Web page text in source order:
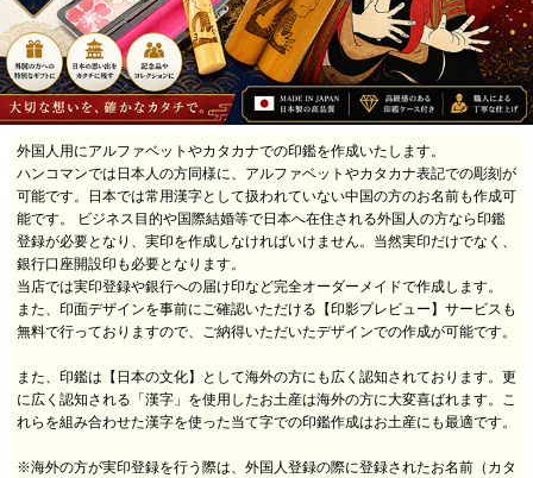
外国人用にアルファベットやカタカナでの印鑑を作成いたします。
ハンコマンでは日本人の方同様に、アルファベットやカタカナ表記での彫刻が
可能です。日本では常用漢字として扱われていない中国の方のお名前も作成可
能です。 ビジネス目的や国際結婚等で日本へ在住される外国人の方なら印鑑
登録が必要となり、実印を作成しなければいけません。当然実印だけでなく、
銀行口座開設印も必要となります。
当店では実印登録や銀行への届け印など完全オーダーメイドで作成します。
また、印面デザインを事前にご確認いただける【印影プレビュー】サービスも
無料で行っておりますので、ご納得いただいたデザインでの作成が可能です。
また、印鑑は【日本の文化】として海外の方にも広く認知されております。更
に広く認知される「漢字」を使用したお土産は海外の方に大変喜ばれます。こ
れらを組み合わせた漢字を使った当て字での印鑑作成はお土産にも最適です。
※海外の方が実印登録を行う際は、外国人登録の際に登録されたお名前（カタ